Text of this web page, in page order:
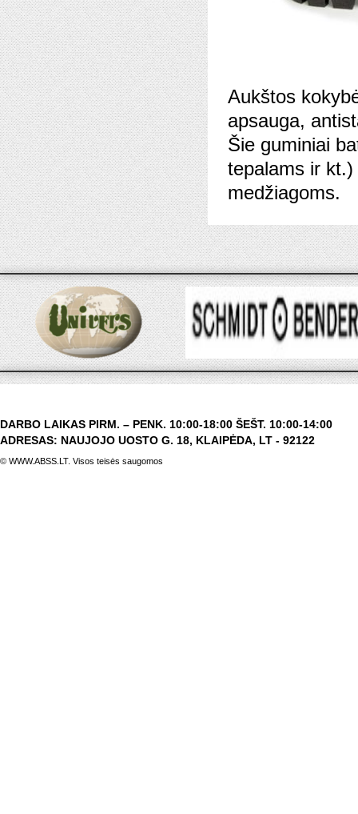
Aukštos
apsauga,
Šie guminiai
tepalams ir
medžiagoms.
DARBO LAIKAS PIRM. – PENK. 10:00-18:00 ŠEŠT. 10:00-14:00
ADRESAS: NAUJOJO UOSTO G. 18, KLAIPĖDA, LT - 92122
© WWW.ABSS.LT. Visos teisės saugomos